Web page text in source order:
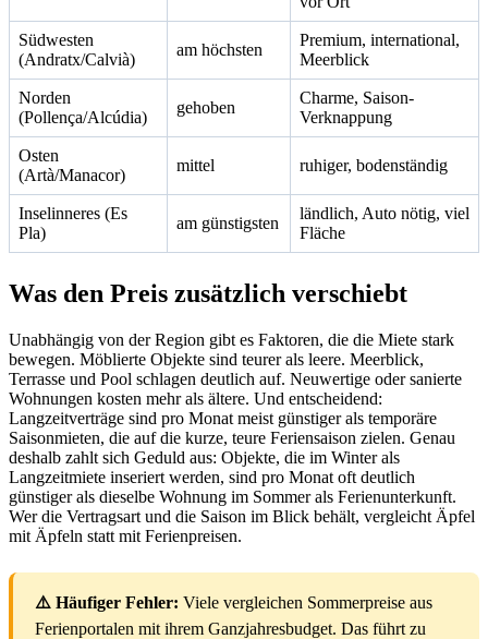
Südwesten
(Andratx/Calvià)
am höchsten
Premium, international,
Meerblick
Norden
(Pollença/Alcúdia)
gehoben
Charme, Saison-
Verknappung
Osten
(Artà/Manacor)
mittel ruhiger, bodenständig
Inselinneres (Es
Pla)
am günstigsten
ländlich, Auto nötig, viel
Fläche
Was den Preis zusätzlich verschiebt
Unabhängig von der Region gibt es Faktoren, die die Miete stark
bewegen. Möblierte Objekte sind teurer als leere. Meerblick,
Terrasse und Pool schlagen deutlich auf. Neuwertige oder sanierte
Wohnungen kosten mehr als ältere. Und entscheidend:
Langzeitverträge sind pro Monat meist günstiger als temporäre
Saisonmieten, die auf die kurze, teure Feriensaison zielen. Genau
deshalb zahlt sich Geduld aus: Objekte, die im Winter als
Langzeitmiete inseriert werden, sind pro Monat oft deutlich
günstiger als dieselbe Wohnung im Sommer als Ferienunterkunft.
Wer die Vertragsart und die Saison im Blick behält, vergleicht Äpfel
mit Äpfeln statt mit Ferienpreisen.
⚠️ Häufiger Fehler: Viele vergleichen Sommerpreise aus
Ferienportalen mit ihrem Ganzjahresbudget. Das führt zu